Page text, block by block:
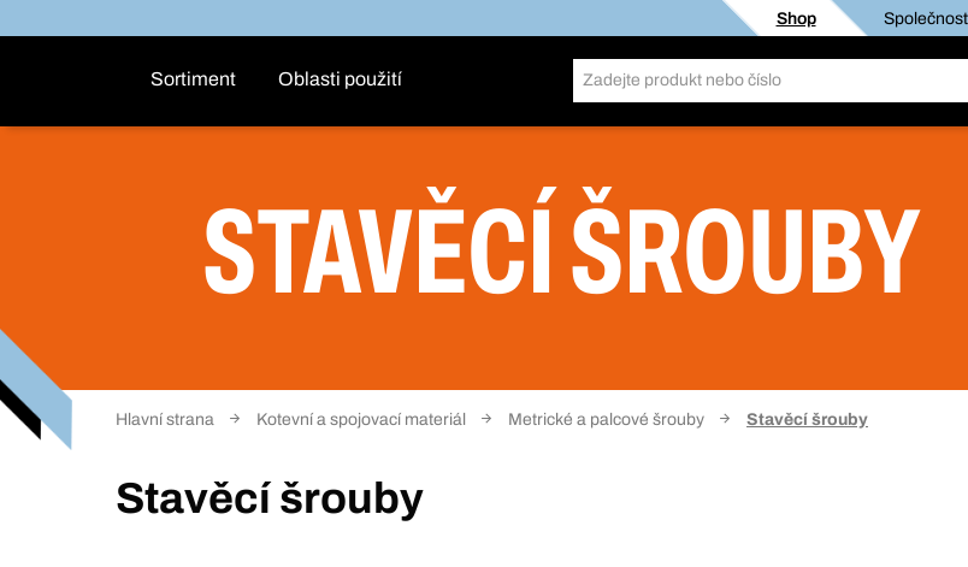
Shop Společnost
Sortiment Oblasti použití
STAVĚCÍ ŠROUBY
Hlavní strana Kotevní a spojovací materiál Metrické a palcové šrouby Stavěcí šrouby
Stavěcí šrouby